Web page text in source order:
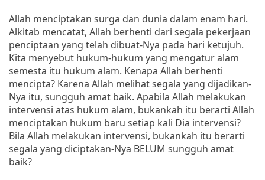
Allah menciptakan surga dan dunia dalam enam hari.
Alkitab mencatat, Allah berhenti dari segala pekerjaan
penciptaan yang telah dibuat-Nya pada hari ketujuh.
Kita menyebut hukum-hukum yang mengatur alam
semesta itu hukum alam. Kenapa Allah berhenti
mencipta? Karena Allah melihat segala yang dijadikan-
Nya itu, sungguh amat baik. Apabila Allah melakukan
intervensi atas hukum alam, bukankah itu berarti Allah
menciptakan hukum baru setiap kali Dia intervensi?
Bila Allah melakukan intervensi, bukankah itu berarti
segala yang diciptakan-Nya BELUM sungguh amat
baik?